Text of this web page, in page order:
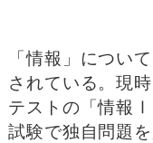
「情報」につい
されている。現
テストの「情報
試験で独自問題